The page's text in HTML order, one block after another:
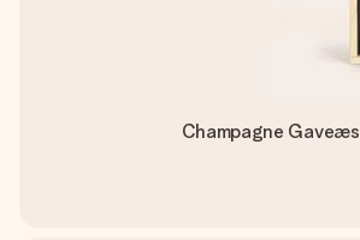
Champagne